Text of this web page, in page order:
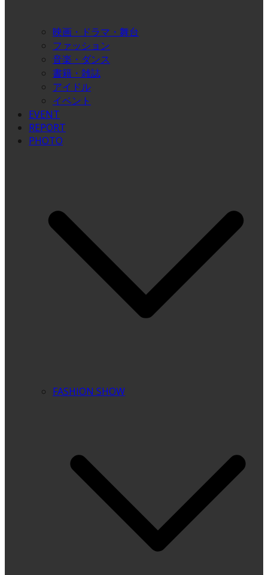
映画・ドラマ・舞台
ファッション
音楽・ダンス
書籍・雑誌
アイドル
イベント
EVENT
REPORT
PHOTO
FASHION SHOW